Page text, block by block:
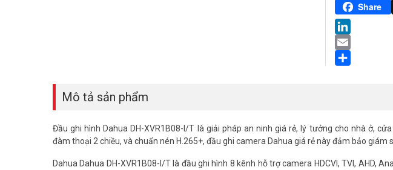
Pinterest
Share
LinkedIn
Email
Mô tả sản phẩm
Đầu ghi hình Dahua DH-XVR1B08-I/T là giải pháp an ninh giá rẻ, lý tưởng cho nhà ở,
đàm thoại 2 chiều, và chuẩn nén H.265+, đầu ghi camera Dahua giá rẻ này đảm bảo giám
Dahua Dahua DH-XVR1B08-I/T là đầu ghi hình 8 kênh hỗ trợ camera HDCVI, TVI, AHD,